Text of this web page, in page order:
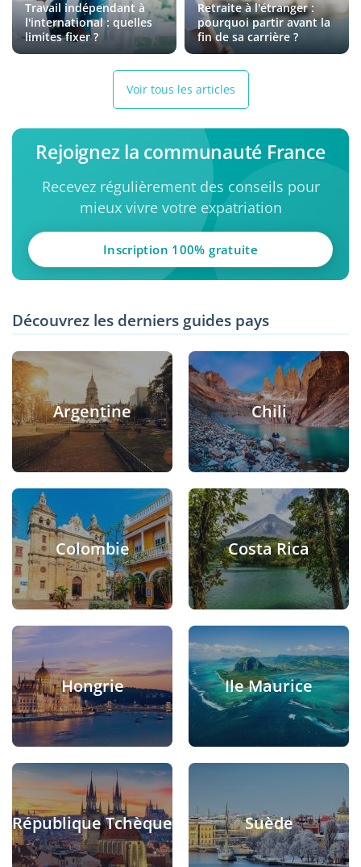
Travail indépendant à
l'international : quelles
limites fixer ?
Retraite à l'étranger :
pourquoi partir avant la
fin de sa carrière ?
Voir tous les articles
Rejoignez la communauté France
Recevez régulièrement des conseils pour
mieux vivre votre expatriation
Inscription 100% gratuite
Découvrez les derniers guides pays
Argentine Chili
Colombie Costa Rica
Hongrie Ile Maurice
République Tchèque Suède